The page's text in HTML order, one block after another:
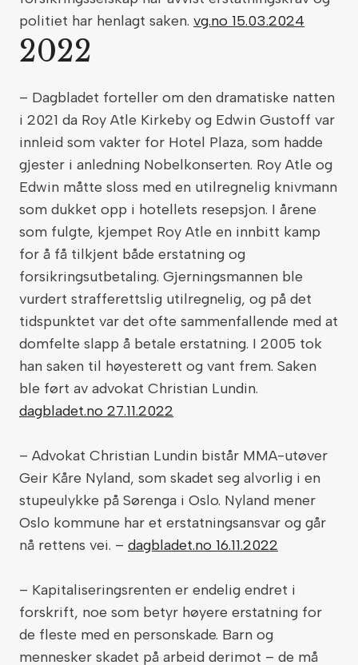
politiet har henlagt saken. vg.no 15.03.2024
2022
– Dagbladet forteller om den dramatiske natten
i 2021 da Roy Atle Kirkeby og Edwin Gustoff var
innleid som vakter for Hotel Plaza, som hadde
gjester i anledning Nobelkonserten. Roy Atle og
Edwin måtte sloss med en utilregnelig knivmann
som dukket opp i hotellets resepsjon. I årene
som fulgte, kjempet Roy Atle en innbitt kamp
for å få tilkjent både erstatning og
forsikringsutbetaling. Gjerningsmannen ble
vurdert strafferettslig utilregnelig, og på det
tidspunktet var det ofte sammenfallende med at
domfelte slapp å betale erstatning. I 2005 tok
han saken til høyesterett og vant frem. Saken
ble ført av advokat Christian Lundin.
dagbladet.no 27.11.2022
– Advokat Christian Lundin bistår MMA-utøver
Geir Kåre Nyland, som skadet seg alvorlig i en
stupeulykke på Sørenga i Oslo. Nyland mener
Oslo kommune har et erstatningsansvar og går
nå rettens vei. – dagbladet.no 16.11.2022
– Kapitaliseringsrenten er endelig endret i
forskrift, noe som betyr høyere erstatning for
de fleste med en personskade. Barn og
mennesker skadet på arbeid derimot – de må